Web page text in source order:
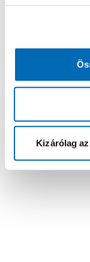
Kizárólag